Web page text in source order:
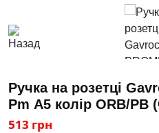
Ручка на розетці
Pm А5 колір ORB/PB
513 грн